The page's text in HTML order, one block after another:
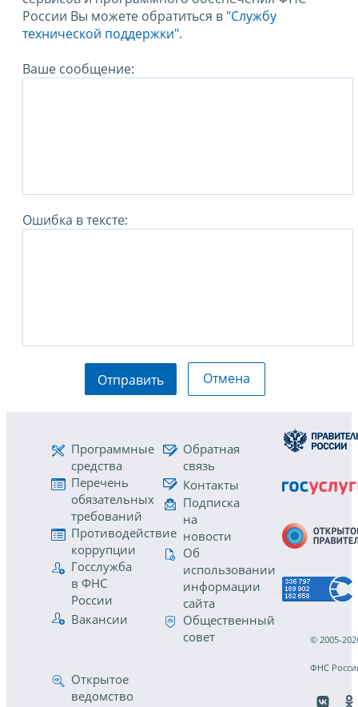
России Вы можете обратиться в "Службу
технической поддержки".
Ваше сообщение:
Ошибка в тексте:
Отправить Отмена
Программные
средства
Перечень
обязательных
требований
Противодействие
коррупции
Госслужба
в ФНС
России
Вакансии
Обратная
связь
Контакты
Подписка
на
новости
Об
использовании
информации
сайта
Общественный
совет
Открытое
ведомство
© 2005-
ФНС